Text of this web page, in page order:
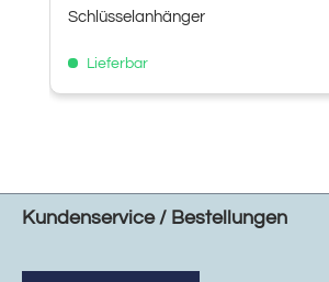
Schlüsselanhänger
Lieferbar
Kundenservice / Bestellungen